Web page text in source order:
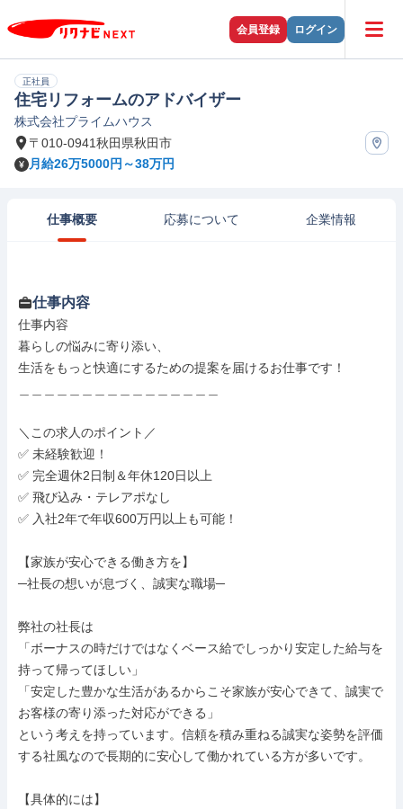
会員登録 ログイン
正社員
住宅リフォームのアドバイザー
株式会社プライムハウス
〒010-0941秋田県秋田市
月給26万5000円～38万円
仕事概要 応募について 企業情報
仕事内容
仕事内容
暮らしの悩みに寄り添い、
生活をもっと快適にするための提案を届けるお仕事です！
＼この求人のポイント／
✅ 未経験歓迎！
✅ 完全週休2日制＆年休120日以上
✅ 飛び込み・テレアポなし
✅ 入社2年で年収600万円以上も可能！
【家族が安心できる働き方を】
─社長の想いが息づく、誠実な職場─
弊社の社長は
「ボーナスの時だけではなくベース給でしっかり安定した給与を
持って帰ってほしい」
「安定した豊かな生活があるからこそ家族が安心できて、誠実で
お客様の寄り添った対応ができる」
という考えを持っています。信頼を積み重ねる誠実な姿勢を評価
する社風なので長期的に安心して働かれている方が多いです。
【具体的には】